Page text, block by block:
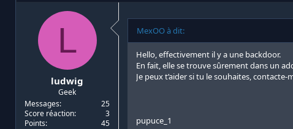
L
ludwig
Geek
Messages
25
Score réaction
3
Points
45
MexOO à dit:
Hello, effectivement il y a une backdoor.
En fait, elle se trouve sûrement dans un
Je peux t’aider si tu le souhaites, contacte-
pupuce_1